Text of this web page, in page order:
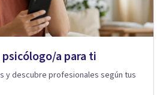
a para ti
y descubre profesionales según tus